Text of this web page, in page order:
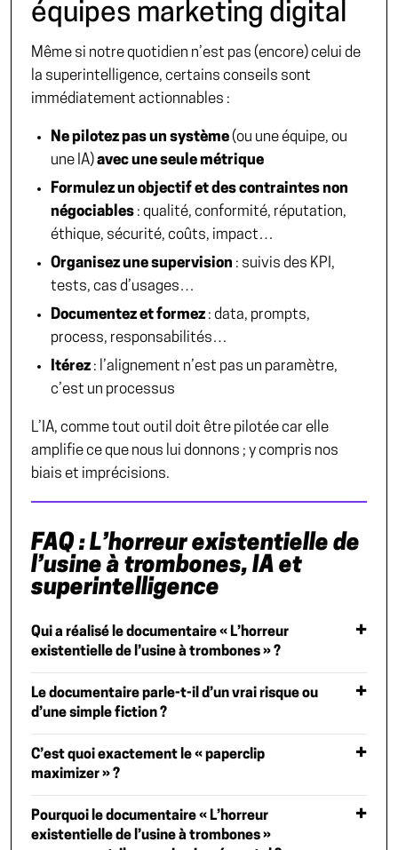
équipes marketing digital
Même si notre quotidien n’est pas (encore) celui de
la superintelligence, certains conseils sont
immédiatement actionnables :
Ne pilotez pas un système(ou une équipe, ou
une IA)avec une seule métrique
Formulez un objectif et des contraintes non
négociables : qualité, conformité, réputation,
éthique, sécurité, coûts, impact…
Organisez une supervision : suivis des KPI,
tests, cas d’usages…
Documentezet formez : data, prompts,
process, responsabilités…
Itérez : l’alignement n’est pas un paramètre,
c’est un processus
L’IA, comme tout outil doit être pilotée car elle
amplifie ce que nous lui donnons ; y compris nos
biais et imprécisions.
FAQ : L’horreur existentielle de
l’usine à trombones, IA et
superintelligence
Qui a réalisé le documentaire « L’horreur
existentielle de l’usine à trombones » ?
Le documentaire parle-t-il d’un vrai risque ou
d’une simple fiction ?
C’est quoi exactement le « paperclip
maximizer » ?
Pourquoi le documentaire « L’horreur
existentielle de l’usine à trombones »